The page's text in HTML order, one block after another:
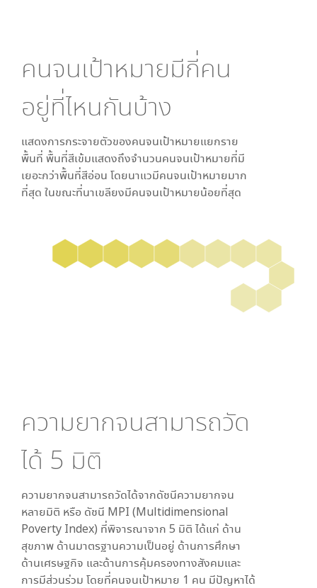
คนจนเป้าหมายมีกี่คน
อยู่ที่ไหนกันบ้าง
แสดงการกระจายตัวของคนจนเป้าหมายแยกราย
พื้นที่ พื้นที่สีเข้มแสดงถึงจำนวนคนจนเป้าหมายที่มี
เยอะกว่าพื้นที่สีอ่อน โดยนาแวมีคนจนเป้าหมายมาก
ที่สุด ในขณะที่นาเขลียงมีคนจนเป้าหมายน้อยที่สุด
ความยากจนสามารถวัด
ได้ 5 มิติ
ความยากจนสามารถวัดได้จากดัชนีความยากจน
หลายมิติ หรือ ดัชนี MPI (Multidimensional
Poverty Index) ที่พิจารณาจาก 5 มิติ ได้แก่ ด้าน
สุขภาพ ด้านมาตรฐานความเป็นอยู่ ด้านการศึกษา
ด้านเศรษฐกิจ และด้านการคุ้มครองทางสังคมและ
การมีส่วนร่วม โดยที่คนจนเป้าหมาย 1 คน มีปัญหาได้